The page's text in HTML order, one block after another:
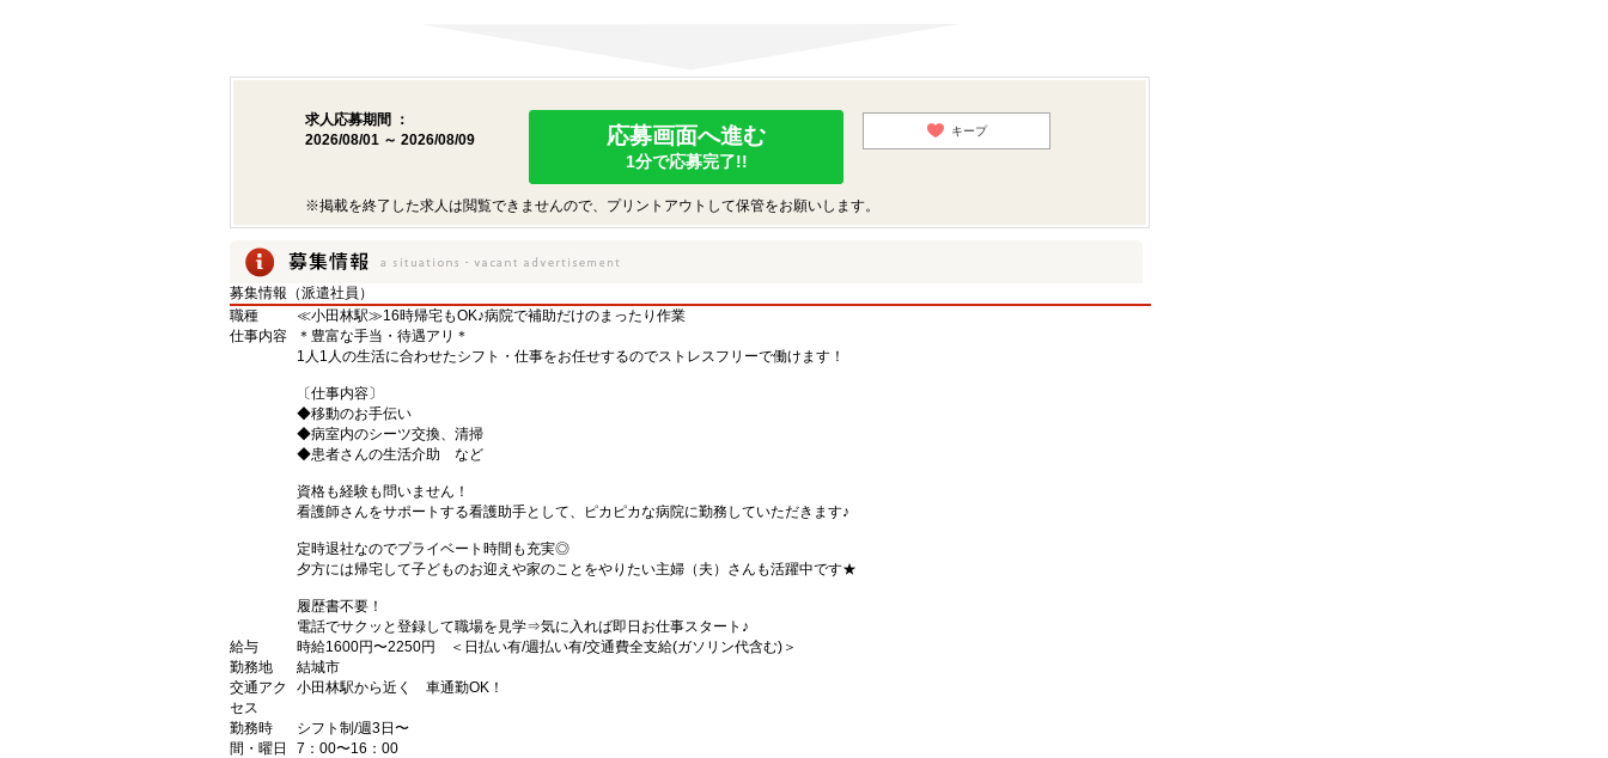
求人応募期間 ：
2026/08/01 ～ 2026/08/09
応募画面へ進む
1分で応募完了!!
キープ
※掲載を終了した求人は閲覧できませんので、プリントアウトして保管をお願いします。
募集情報（派遣社員）
職種
≪小田林駅≫16時帰宅もOK♪病院で補助だけのまったり作業
仕事内容
＊豊富な手当・待遇アリ＊
1人1人の生活に合わせたシフト・仕事をお任せするのでストレスフリーで働けます！
〔仕事内容〕
◆移動のお手伝い
◆病室内のシーツ交換、清掃
◆患者さんの生活介助 など
資格も経験も問いません！
看護師さんをサポートする看護助手として、ピカピカな病院に勤務していただきます♪
定時退社なのでプライベート時間も充実◎
夕方には帰宅して子どものお迎えや家のことをやりたい主婦（夫）さんも活躍中です★
履歴書不要！
電話でサクッと登録して職場を見学⇒気に入れば即日お仕事スタート♪
給与
時給1600円〜2250円 ＜日払い有/週払い有/交通費全支給(ガソリン代含む)＞
勤務地
結城市
交通アク
セス
小田林駅から近く 車通勤OK！
勤務時
間・曜日
シフト制/週3日〜
7：00〜16：00